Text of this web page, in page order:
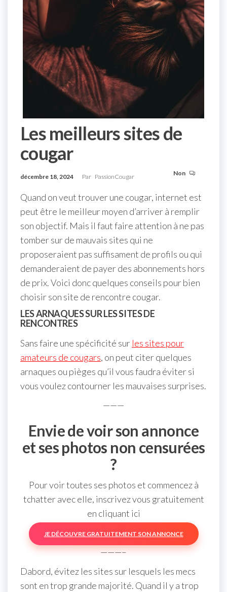
Les meilleurs sites de
cougar
décembre 18, 2024 Par PassionCougar Non
Quand on veut trouver une cougar, internet est
peut être le meilleur moyen d’arriver à remplir
son objectif. Mais il faut faire attention à ne pas
tomber sur de mauvais sites qui ne
proposeraient pas suffisament de profils ou qui
demanderaient de payer des abonnements hors
de prix. Voici donc quelques conseils pour bien
choisir son site de rencontre cougar.
LES ARNAQUES SUR LES SITES DE
RENCONTRES
Sans faire une spécificité sur les sites pour
amateurs de cougars, on peut citer quelques
arnaques ou pièges qu’il vous faudra éviter si
vous voulez contourner les mauvaises surprises.
———
Envie de voir son annonce
et ses photos non censurées
?
Pour voir toutes ses photos et commencez à
tchatter avec elle, inscrivez vous gratuitement
en cliquant ici
JE DÉCOUVRE GRATUITEMENT SON ANNONCE
———–
Dabord, évitez les sites sur lesquels les mecs
sont en trop grande majorité. Quand il y a trop